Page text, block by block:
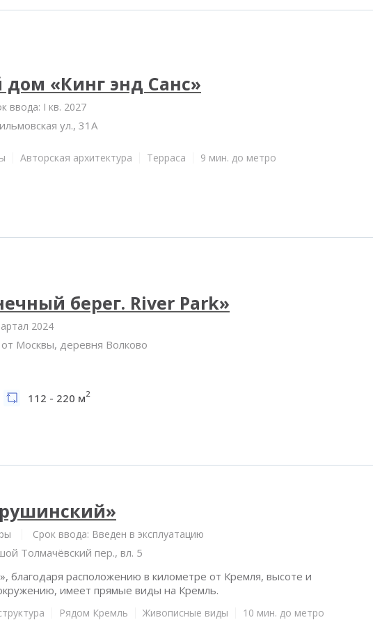
«Кинг энд Санс»
ввода: I кв. 2027
ул., 31А
Авторская архитектура Терраса 9 мин. до метро
берег. River Park»
2024
Москвы, деревня Волково
112 - 220 м2
Срок ввода: Введен в эксплуатацию
Толмачёвский пер., вл. 5
благодаря расположению в километре от Кремля, высоте и
имеет прямые виды на Кремль.
Рядом Кремль Живописные виды 10 мин. до метро